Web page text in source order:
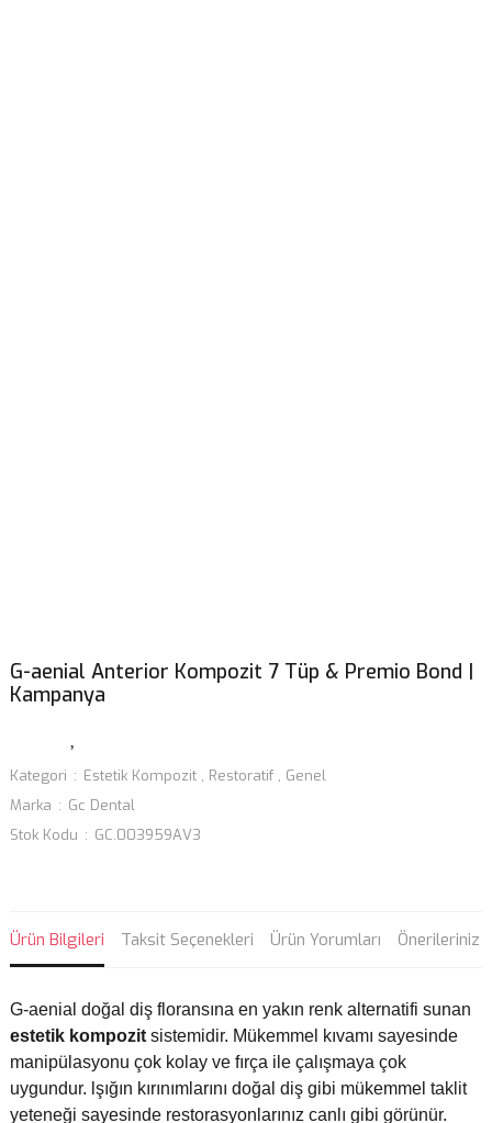
G-aenial Anterior Kompozit 7 Tüp & Premio Bond |
Kampanya
Kategori Estetik Kompozit , Restoratif , Genel
Marka
Gc Dental
Stok Kodu
GC.003959AV3
Ürün Bilgileri Taksit Seçenekleri Ürün Yorumları Önerileriniz
G-aenial doğal diş floransına en yakın renk alternatifi sunan
estetik kompozit sistemidir. Mükemmel kıvamı sayesinde
manipülasyonu çok kolay ve fırça ile çalışmaya çok
uygundur. lşığın kırınımlarını doğal diş gibi mükemmel taklit
yeteneği sayesinde restorasyonlarınız canlı gibi görünür.